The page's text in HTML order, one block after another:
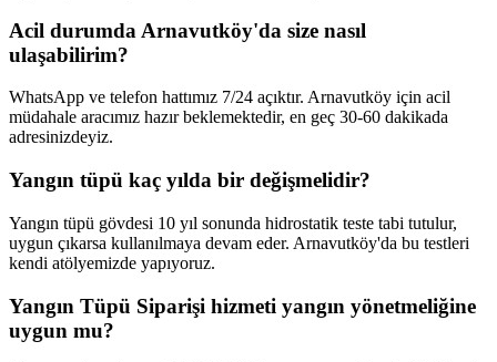
Acil durumda Arnavutköy'da size nasıl
ulaşabilirim?
WhatsApp ve telefon hattımız 7/24 açıktır. Arnavutköy için acil
müdahale aracımız hazır beklemektedir, en geç 30-60 dakikada
adresinizdeyiz.
Yangın tüpü kaç yılda bir değişmelidir?
Yangın tüpü gövdesi 10 yıl sonunda hidrostatik teste tabi tutulur,
uygun çıkarsa kullanılmaya devam eder. Arnavutköy'da bu testleri
kendi atölyemizde yapıyoruz.
Yangın Tüpü Siparişi hizmeti yangın yönetmeliğine
uygun mu?